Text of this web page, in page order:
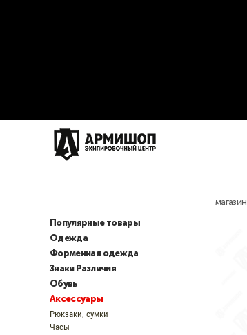
Популярные товары
Одежда
Форменная одежда
Знаки Различия
Обувь
Аксессуары
Рюкзаки, сумки
Часы
магазин